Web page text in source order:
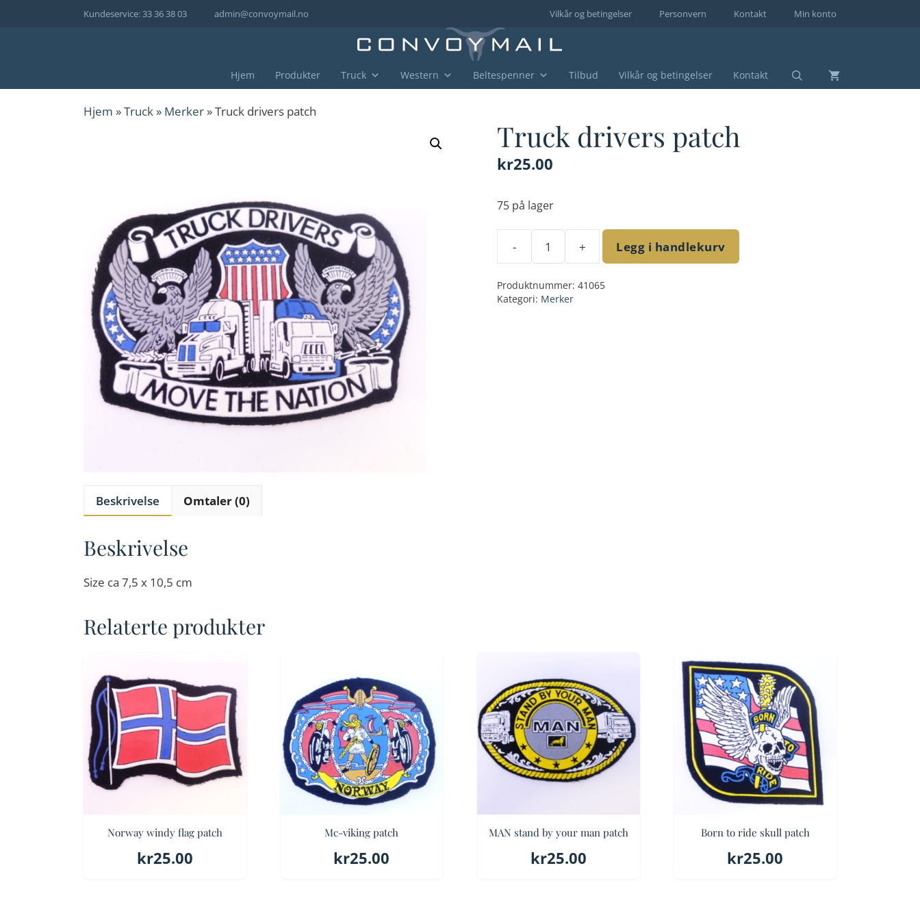
Kundeservice: 33 36 38 03 admin@convoymail.no Min konto
Kontakt
Personvern
Vilkår og betingelser
Hjem Produkter Truck Western Beltespenner Tilbud Vilkår og betingelser Kontakt
Hjem »Truck » Merker » Truck drivers patch
Truck drivers patch
kr25.00
75 på lager
-
patch
antall
+ Legg i handlekurv
Produktnummer: 41065
Kategori: Merker
Beskrivelse Omtaler (0)
Beskrivelse
Size ca 7,5 x 10,5 cm
Relaterte produkter
Norway windy flag patch
kr25.00
Mc-viking patch
kr25.00
MAN stand by your man patch
kr25.00
Born to ride skull patch
kr25.00